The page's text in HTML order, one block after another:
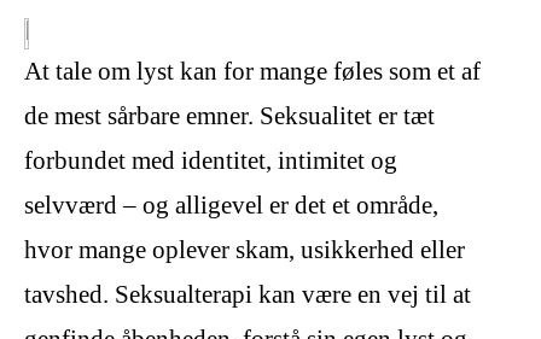
At tale om lyst kan for mange føles som et af
de mest sårbare emner. Seksualitet er tæt
forbundet med identitet, intimitet og
selvværd – og alligevel er det et område,
hvor mange oplever skam, usikkerhed eller
tavshed. Seksualterapi kan være en vej til at